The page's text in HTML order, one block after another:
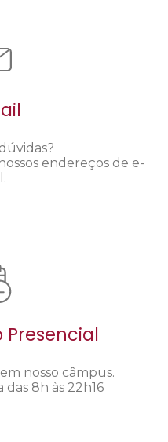
endereços de e-
nosso câmpus.
8h às 22h16